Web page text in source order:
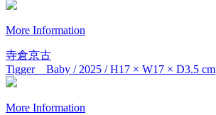
More Information
寺倉京古
Tigger Baby / 2025 / H17 × W17 × D3.5 cm
More Information